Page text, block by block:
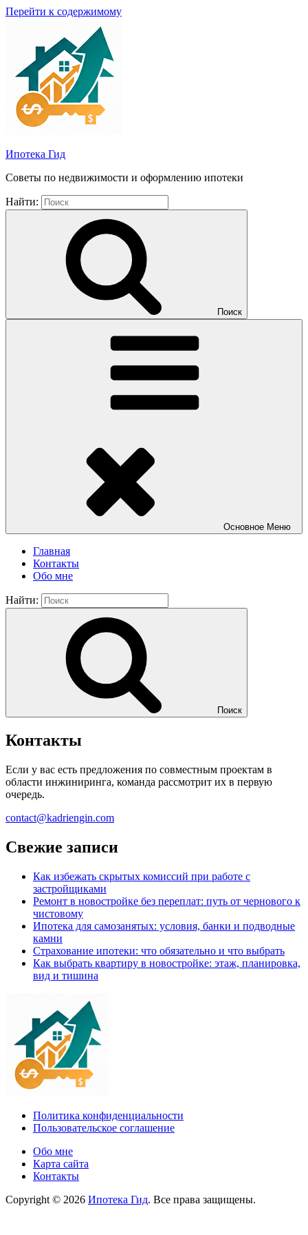
Перейти к содержимому
Ипотека Гид
Советы по недвижимости и оформлению ипотеки
Найти:
Поиск
Основное Меню
Главная
Контакты
Обо мне
Найти:
Поиск
Контакты
Если у вас есть предложения по совместным проектам в
области инжиниринга, команда рассмотрит их в первую
очередь.
contact@kadriengin.com
Свежие записи
Как избежать скрытых комиссий при работе с
застройщиками
Ремонт в новостройке без переплат: путь от чернового к
чистовому
Ипотека для самозанятых: условия, банки и подводные
камни
Страхование ипотеки: что обязательно и что выбрать
Как выбрать квартиру в новостройке: этаж, планировка,
вид и тишина
Политика конфиденциальности
Пользовательское соглашение
Обо мне
Карта сайта
Контакты
Copyright © 2026 Ипотека Гид. Все права защищены.